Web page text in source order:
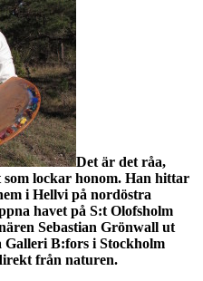
Det är det råa,
som lockar honom. Han hittar
i Hellvi på nordöstra
havet på S:t Olofsholm
Sebastian Grönwall ut
Galleri B:fors i Stockholm
från naturen.